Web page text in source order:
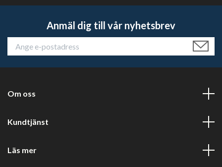
Anmäl dig till vår nyhetsbrev
Om oss
Kundtjänst
Läs mer